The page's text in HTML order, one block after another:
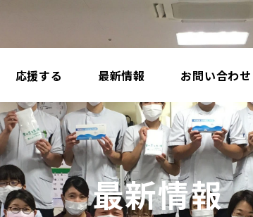
応援する 最新情報 お問い合わせ
最新情報